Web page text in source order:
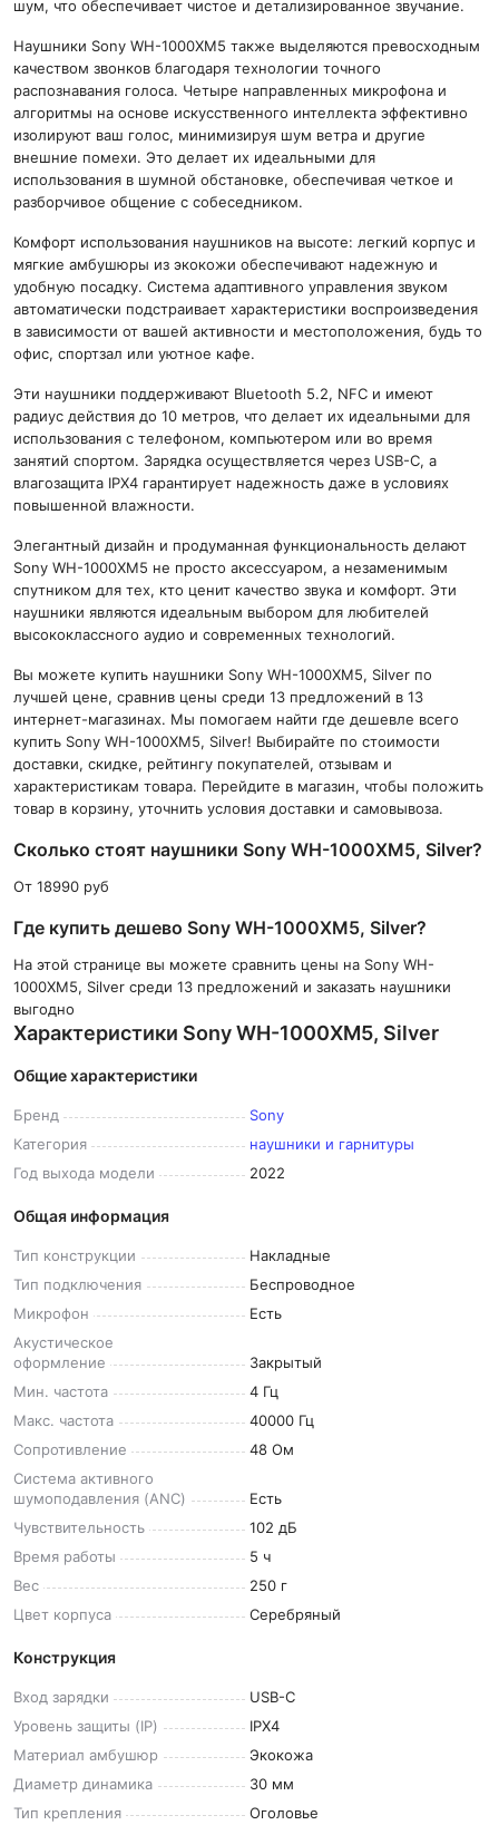
шум, что обеспечивает чистое и детализированное звучание.
Наушники Sony WH-1000XM5 также выделяются превосходным
качеством звонков благодаря технологии точного
распознавания голоса. Четыре направленных микрофона и
алгоритмы на основе искусственного интеллекта эффективно
изолируют ваш голос, минимизируя шум ветра и другие
внешние помехи. Это делает их идеальными для
использования в шумной обстановке, обеспечивая четкое и
разборчивое общение с собеседником.
Комфорт использования наушников на высоте: легкий корпус и
мягкие амбушюры из экокожи обеспечивают надежную и
удобную посадку. Система адаптивного управления звуком
автоматически подстраивает характеристики воспроизведения
в зависимости от вашей активности и местоположения, будь то
офис, спортзал или уютное кафе.
Эти наушники поддерживают Bluetooth 5.2, NFC и имеют
радиус действия до 10 метров, что делает их идеальными для
использования с телефоном, компьютером или во время
занятий спортом. Зарядка осуществляется через USB-C, а
влагозащита IPX4 гарантирует надежность даже в условиях
повышенной влажности.
Элегантный дизайн и продуманная функциональность делают
Sony WH-1000XM5 не просто аксессуаром, а незаменимым
спутником для тех, кто ценит качество звука и комфорт. Эти
наушники являются идеальным выбором для любителей
высококлассного аудио и современных технологий.
Вы можете купить наушники Sony WH-1000XM5, Silver по
лучшей цене, сравнив цены среди 13 предложений в 13
интернет-магазинах. Мы помогаем найти где дешевле всего
купить Sony WH-1000XM5, Silver! Выбирайте по стоимости
доставки, скидке, рейтингу покупателей, отзывам и
характеристикам товара. Перейдите в магазин, чтобы положить
товар в корзину, уточнить условия доставки и самовывоза.
Сколько стоят наушники Sony WH-1000XM5, Silver?
От 18990 руб
Где купить дешево Sony WH-1000XM5, Silver?
На этой странице вы можете сравнить цены на Sony WH-
1000XM5, Silver среди 13 предложений и заказать наушники
выгодно
Характеристики Sony WH-1000XM5, Silver
Общие характеристики
Бренд
Sony
Категория
наушники и гарнитуры
Год выхода модели 2022
Общая информация
Тип конструкции
Накладные
Тип подключения
Беспроводное
Микрофон
Есть
Акустическое
оформление
Закрытый
Мин. частота
4 Гц
Макс. частота
40000 Гц
Сопротивление
48 Ом
Система активного
шумоподавления (ANC)
Есть
Чувствительность
102 дБ
Время работы
5 ч
Вес
250 г
Цвет корпуса Серебряный
Конструкция
Вход зарядки
USB-C
Уровень защиты (IP)
IPX4
Материал амбушюр
Экокожа
Диаметр динамика
30 мм
Тип крепления
Оголовье